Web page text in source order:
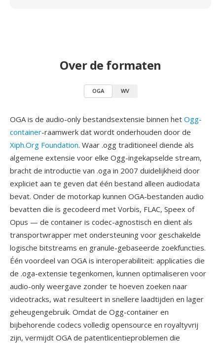
Over de formaten
OGA WV
OGA is de audio-only bestandsextensie binnen het Ogg-
container-raamwerk dat wordt onderhouden door de
Xiph.Org Foundation. Waar .ogg traditioneel diende als
algemene extensie voor elke Ogg-ingekapselde stream,
bracht de introductie van .oga in 2007 duidelijkheid door
expliciet aan te geven dat één bestand alleen audiodata
bevat. Onder de motorkap kunnen OGA-bestanden audio
bevatten die is gecodeerd met Vorbis, FLAC, Speex of
Opus — de container is codec-agnostisch en dient als
transportwrapper met ondersteuning voor geschakelde
logische bitstreams en granule-gebaseerde zoekfuncties.
Één voordeel van OGA is interoperabiliteit: applicaties die
de .oga-extensie tegenkomen, kunnen optimaliseren voor
audio-only weergave zonder te hoeven zoeken naar
videotracks, wat resulteert in snellere laadtijden en lager
geheugengebruik. Omdat de Ogg-container en
bijbehorende codecs volledig opensource en royaltyvrij
zijn, vermijdt OGA de patentlicentieproblemen die